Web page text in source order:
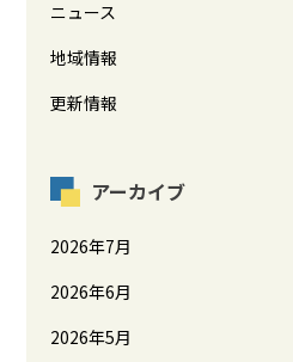
ニュース
地域情報
更新情報
アーカイブ
2026年7月
2026年6月
2026年5月